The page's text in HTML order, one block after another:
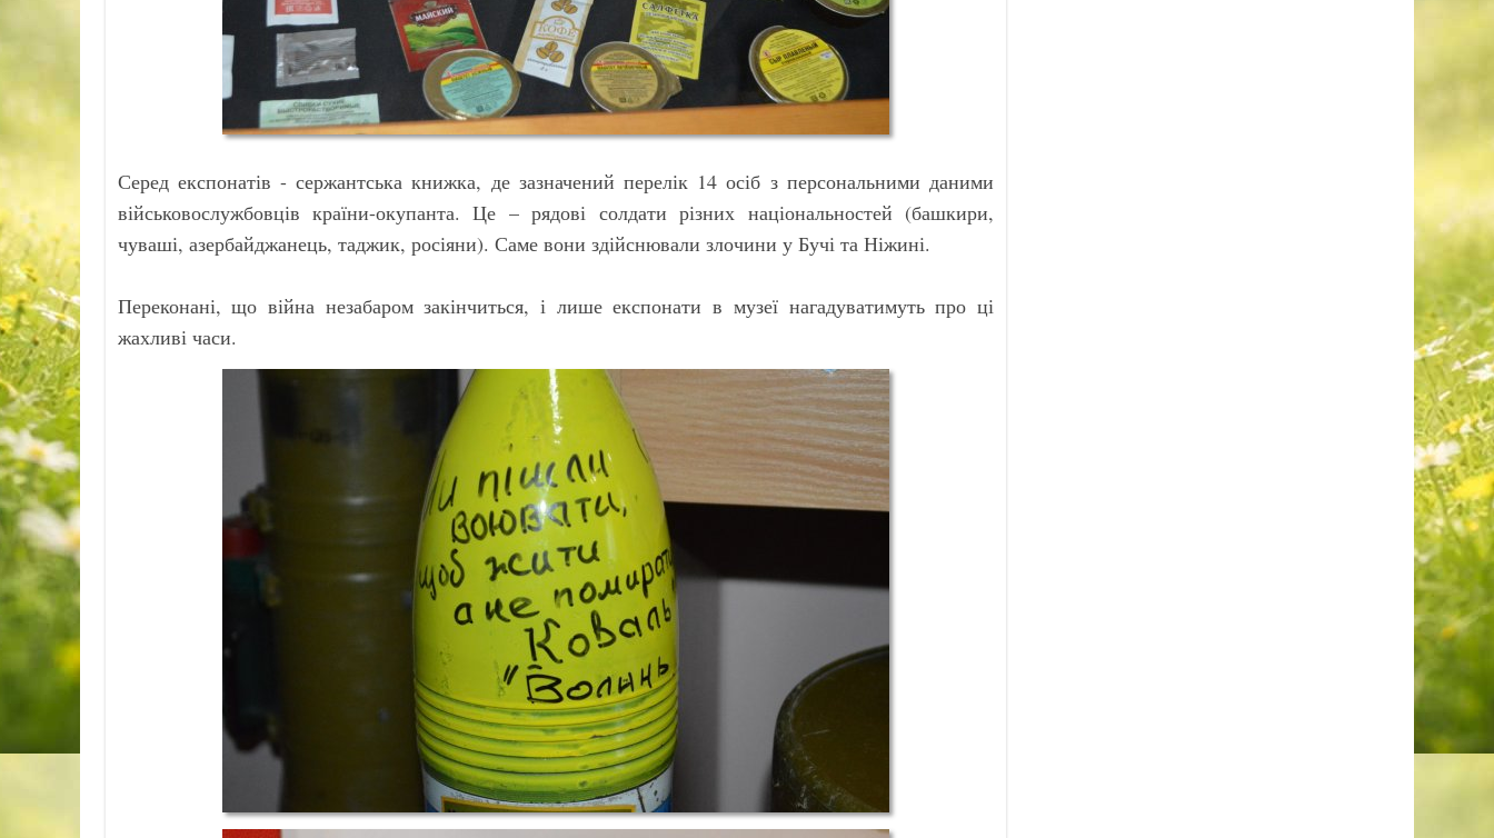
Серед експонатів - сержантська книжка, де зазначений перелік 14 осіб з персональними даними
військовослужбовців країни-окупанта. Це – рядові солдати різних національностей (башкири,
чуваші, азербайджанець, таджик, росіяни). Саме вони здійснювали злочини у Бучі та Ніжині.
Переконані, що війна незабаром закінчиться, і лише експонати в музеї нагадуватимуть про ці
жахливі часи.